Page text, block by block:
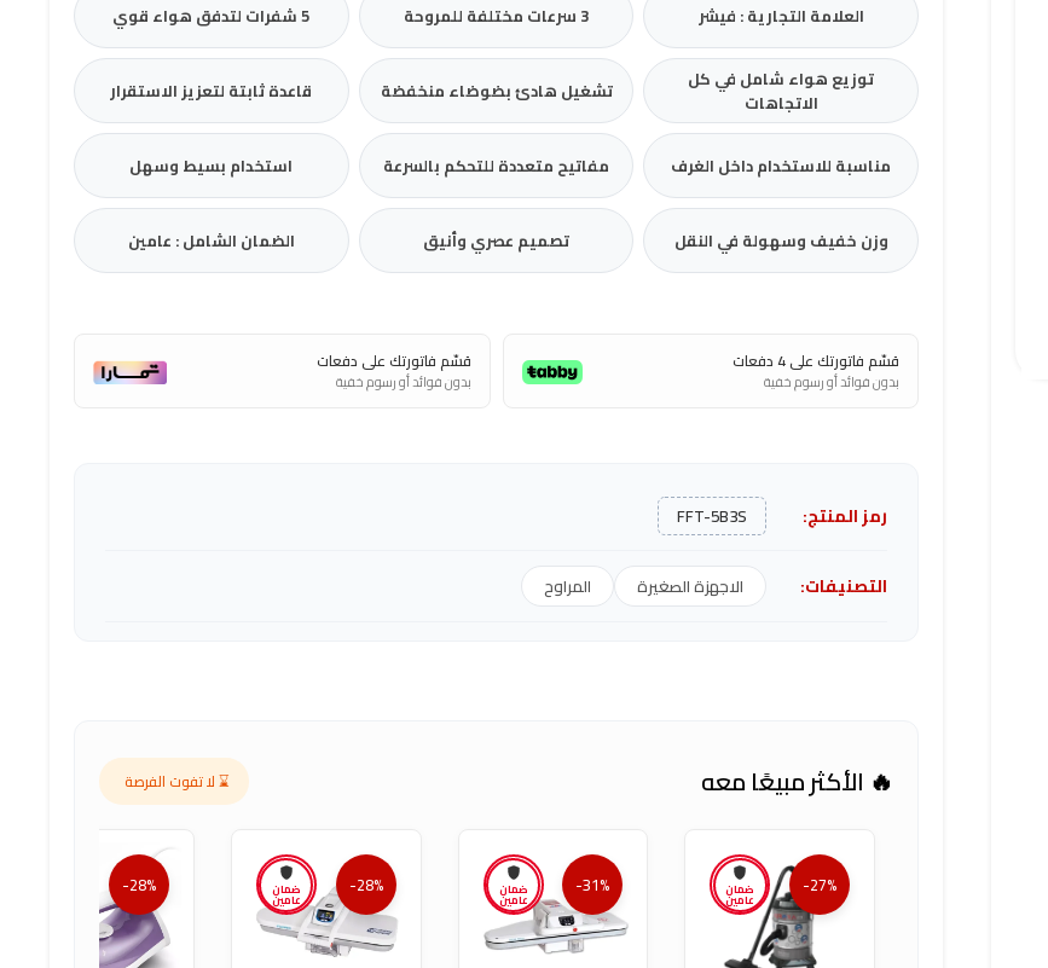
العلامة التجارية : فيشر 3 سرعات مختلفة للمروحة 5 شفرات لتدفق هواء قوي
توزيع هواء شامل في كل
الاتجاهات
تشغيل هادئ بضوضاء منخفضة قاعدة ثابتة لتعزيز الاستقرار
مناسبة للاستخدام داخل الغرف مفاتيح متعددة للتحكم بالسرعة استخدام بسيط وسهل
وزن خفيف وسهولة في النقل تصميم عصري وأنيق الضمان الشامل : عامين
قسّم فاتورتك على 4 دفعات
بدون فوائد أو رسوم خفية
قسّم فاتورتك على دفعات
بدون فوائد أو رسوم خفية
رمز المنتج: FFT-5B3S
التصنيفات: الاجهزة الصغيرة المراوح
🔥 الأكثر مبيعًا معه ⌛ لا تفوت الفرصة
ضمان
عامين
-27% ضمان
عامين
-31% ضمان
عامين
-28%
-28%